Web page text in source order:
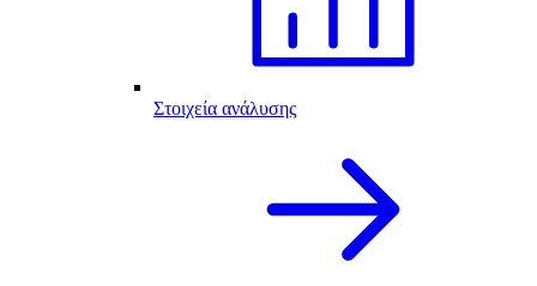
Στοιχεία ανάλυσης